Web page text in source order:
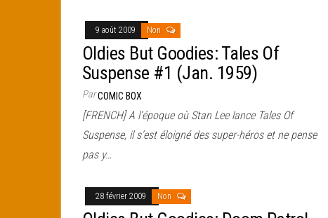
9 août 2009 Non
Oldies But Goodies: Tales Of
Suspense #1 (Jan. 1959)
ParCOMIC BOX
[FRENCH] A l’époque où Stan Lee lance Tales Of
Suspense, il s’est éloigné des super-héros et ne pense
pas y…
28 février 2009 Non